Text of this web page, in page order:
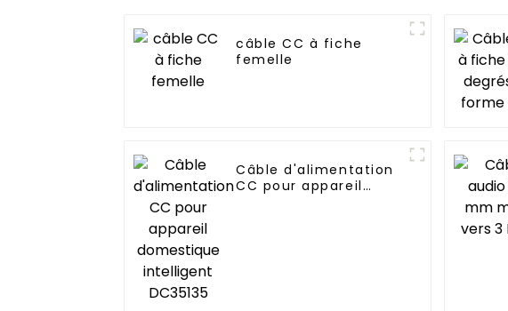
câble CC à fiche
femelle
Câble d'alimentation
CC pour appareil